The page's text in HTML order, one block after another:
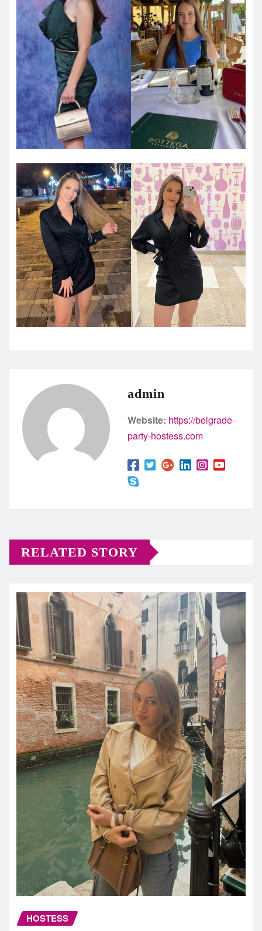
admin
Website: https://belgrade-
party-hostess.com
RELATED STORY
HOSTESS